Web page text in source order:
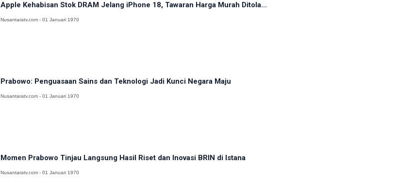
Apple Kehabisan Stok DRAM Jelang iPhone 18, Tawaran Harga Murah Ditola...
Nusantaratv.com - 01 Januari 1970
Prabowo: Penguasaan Sains dan Teknologi Jadi Kunci Negara Maju
Nusantaratv.com - 01 Januari 1970
Momen Prabowo Tinjau Langsung Hasil Riset dan Inovasi BRIN di Istana
Nusantaratv.com - 01 Januari 1970